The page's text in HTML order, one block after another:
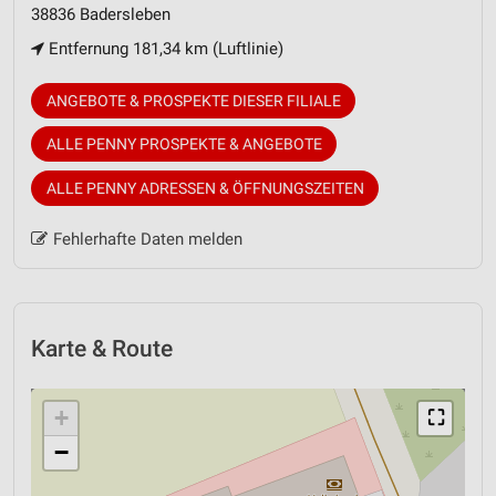
38836 Badersleben
Entfernung 181,34 km (Luftlinie)
ANGEBOTE & PROSPEKTE DIESER FILIALE
ALLE PENNY PROSPEKTE & ANGEBOTE
ALLE PENNY ADRESSEN & ÖFFNUNGSZEITEN
Fehlerhafte Daten melden
Karte & Route
⛶
+
−